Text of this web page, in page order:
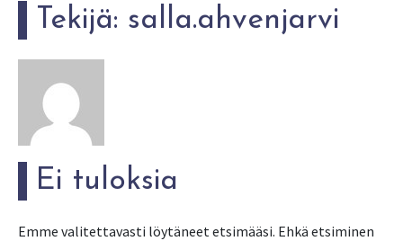
Tekijä: salla.ahvenjarvi
Ei tuloksia
Emme valitettavasti löytäneet etsimääsi. Ehkä etsiminen